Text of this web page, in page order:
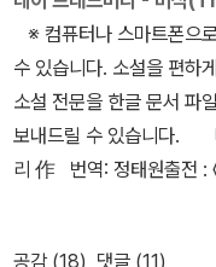
다. 좀 더 자세히 조사해 봐
진 ‘아시아(에 속한 나라
그리스 비극 작품들을 꼼
사고방식을 확인할 수 있
이방인으로 간주한다. 때
스적 정체성과 상반되는
우리케의 포로가 된 그리
서가》 (황금가지, 2005)
* [절판] 윤효송 옮김,
사, 2004)『위대한 목신
* 정진영 옮김, 《세계
뇌』 수록 (원제 ‘The
게 매켄은 시적 상상력으
는 TV시리즈물로 만들어졌다. 영미권 성씨 이름 중 하
링’의 철자는 ‘Sterling’
y)라는 TV드라마 시리즈
‘로드 설링(Rod Serling)’이다. 로
먼 에드워드 설링
그를 언급할 때 자주 사용
된 TV시리즈 <환상 특
다. <환상 특급>은 1959
※ 컴퓨터나 스마트폰으
수 있습니다. 소설을 편하
소설 전문을 한글 문서 파
보내드릴 수 있습니다.
리 作 번역: 정태원출전 :
서 뼈가 드러난 몸을 흔들
공감 (18) 댓글 (11)